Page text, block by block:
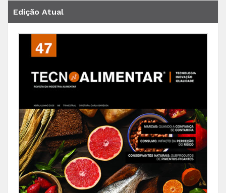
Edição Atual